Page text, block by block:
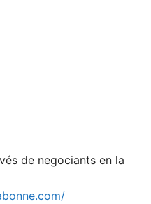
de negociants en la